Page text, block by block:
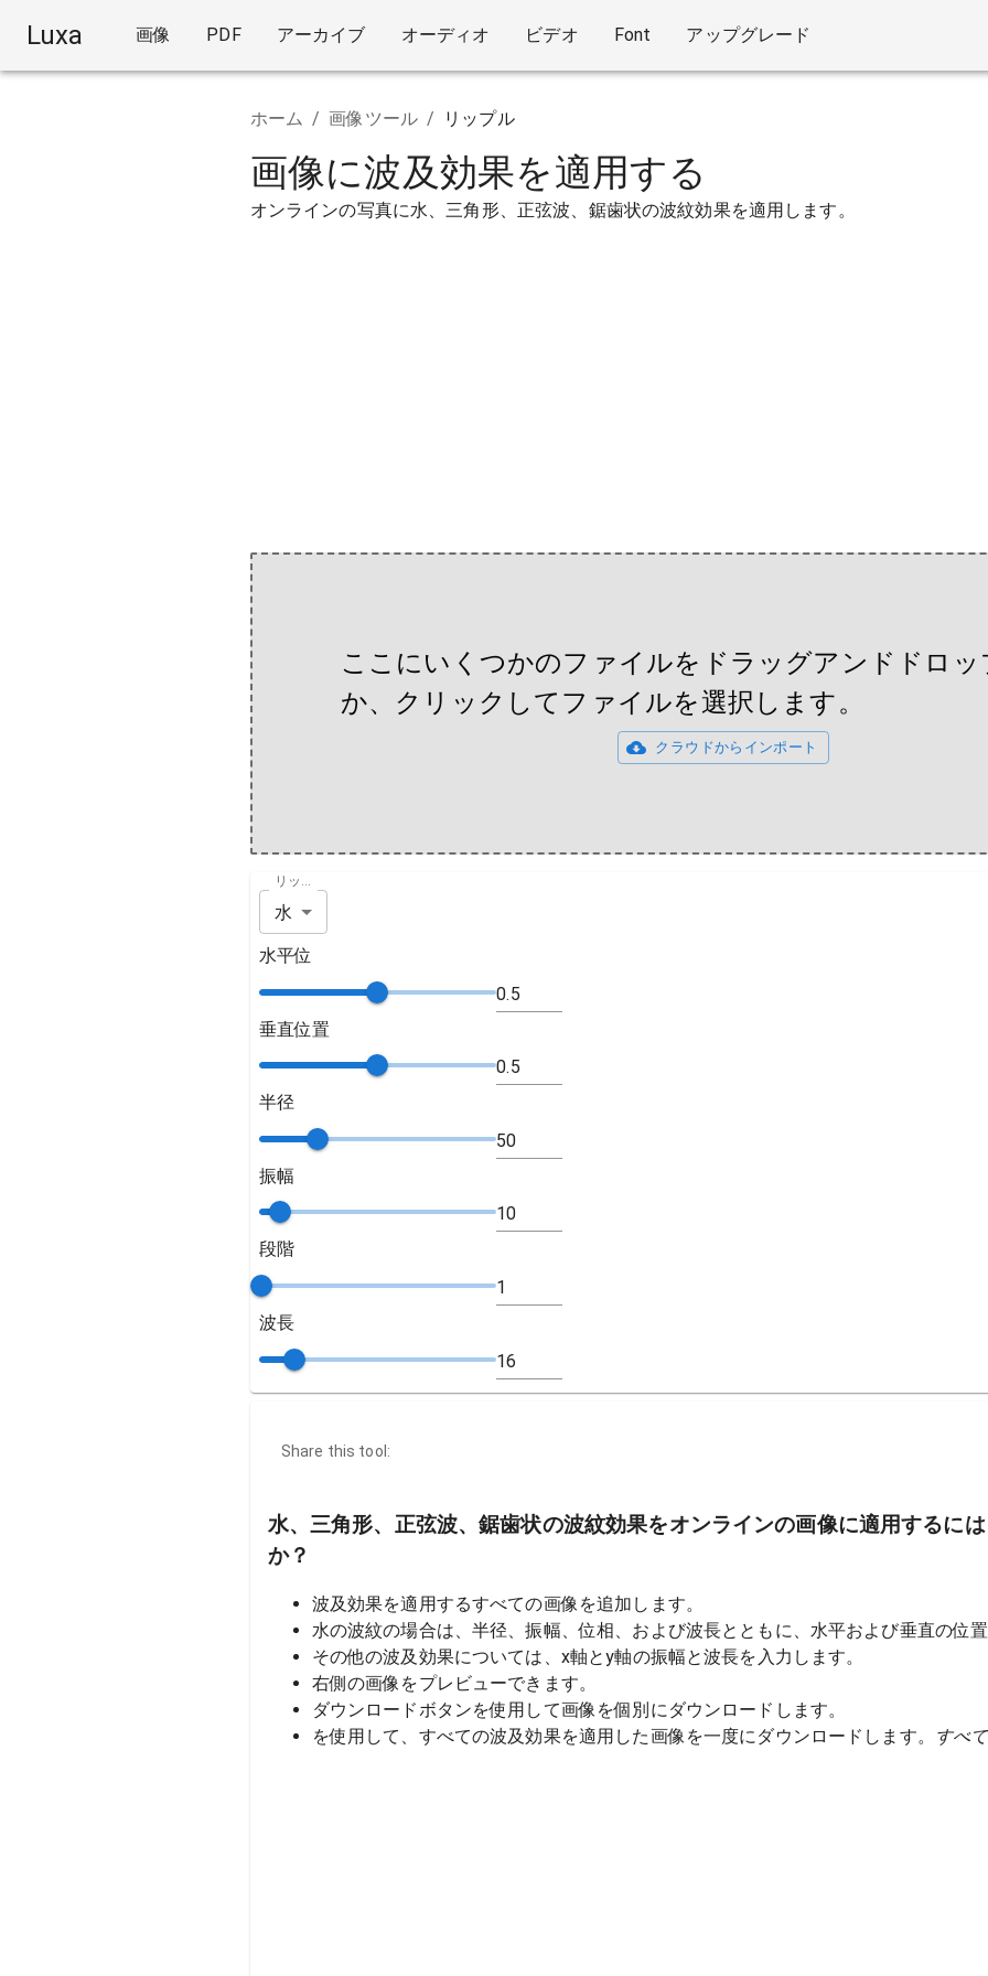
Luxa 画像 PDF アーカイブ オーディオ ビデオ Font アップグレード
ホーム / 画像ツール / リップル
画像に波及効果を適用する
オンラインの写真に水、三角形、正弦波、鋸歯状の波紋効果を適用します。
ここにいくつかのファイルをドラッグアンドドロッ
か、クリックしてファイルを選択します。
クラウドからインポート
水
水平位
垂直位置
半径
振幅
段階
波長
Share this tool:
水、三角形、正弦波、鋸歯状の波紋効果をオンラインの画像に適用するに
か？
波及効果を適用するすべての画像を追加します。
水の波紋の場合は、半径、振幅、位相、および波長とともに、水平および垂直の位
その他の波及効果については、x軸とy軸の振幅と波長を入力します。
右側の画像をプレビューできます。
ダウンロードボタンを使用して画像を個別にダウンロードします。
を使用して、すべての波及効果を適用した画像を一度にダウンロードします。
すべ